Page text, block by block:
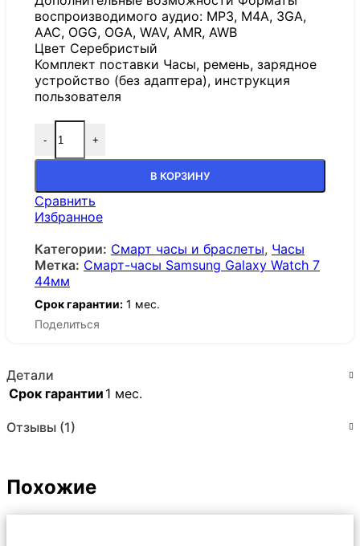
воспроизводимого аудио: MP3, M4A, 3GA,
AAC, OGG, OGA, WAV, AMR, AWB
Цвет Серебристый
Комплект поставки Часы, ремень, зарядное
устройство (без адаптера), инструкция
пользователя
- +
В КОРЗИНУ
Сравнить
Избранное
Категории: Смарт часы и браслеты, Часы
Метка: Смарт-часы Samsung Galaxy Watch 7
44мм
Срок гарантии: 1 мес.
Поделиться
Детали
Срок гарантии 1 мес.
Отзывы (1)
Похожие